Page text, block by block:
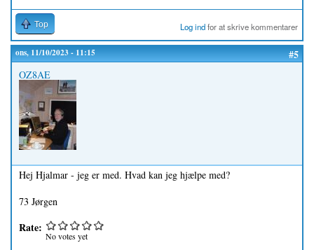
Top Log indfor at skrive kommentarer
ons, 11/10/2023 - 11:15 #5
OZ8AE
Hej Hjalmar - jeg er med. Hvad kan jeg hjælpe med?
73 Jørgen
Rate:
No votes yet